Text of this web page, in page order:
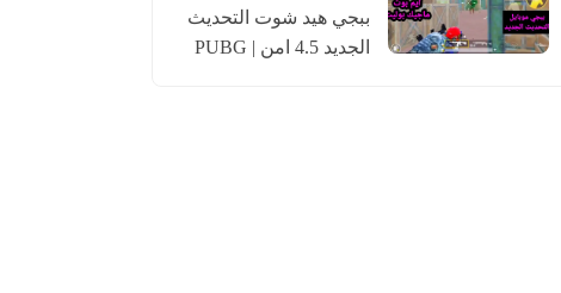
ببجي هيد شوت التحديث
الجديد 4.5 امن | PUBG